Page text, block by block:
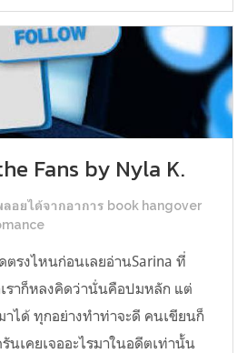
Fans by Nyla K.
อยได้จากอาการ book hangover
รงไหนก่อนเลยอ่านSarina ที่
ราก็หลงคิดว่านั่นคือปมหลัก แต่
ได้ ทุกอย่างทำท่าจะดี คนเขียนก็
นเคยเจออะไรมาในอดีตเท่านั้น